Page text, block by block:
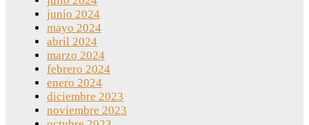
junio 2024
mayo 2024
abril 2024
marzo 2024
febrero 2024
enero 2024
diciembre 2023
noviembre 2023